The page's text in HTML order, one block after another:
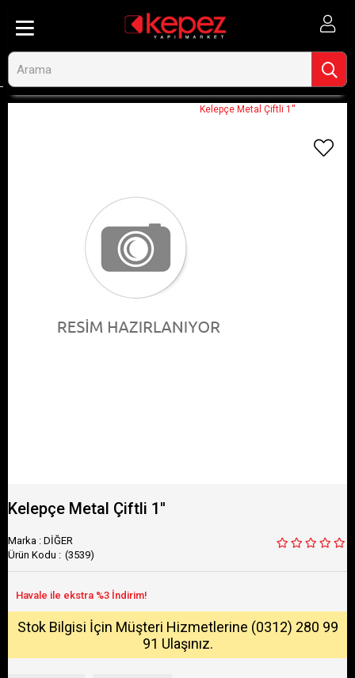
Kelepçe Metal Çiftli 1''
Kelepçe Metal Çiftli 1''
Marka : DİĞER
(3539)
Stok Bilgisi İçin Müşteri Hizmetlerine (0312) 280 99
91 Ulaşınız.